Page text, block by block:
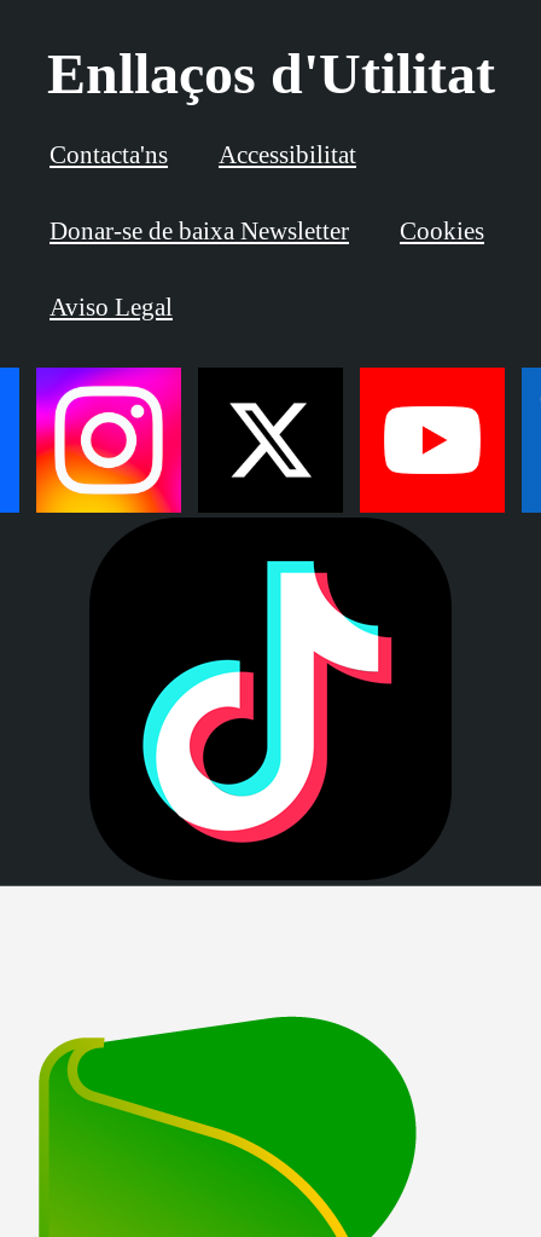
Enllaços d'Utilitat
Contacta'ns Accessibilitat
Donar-se de baixa Newsletter Cookies
Aviso Legal